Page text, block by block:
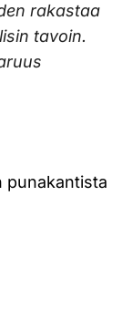
rakastaa
tavoin.
punakantista